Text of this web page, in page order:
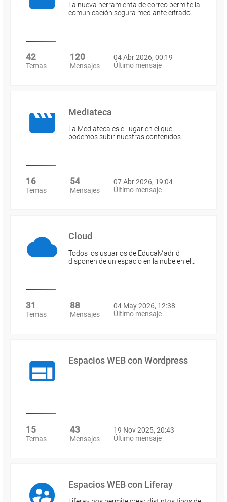
La nueva herramienta de correo permite la
comunicación segura mediante cifrado…
42
Temas
120
Mensajes
04 Abr 2026, 00:19
Último mensaje
Mediateca
La Mediateca es el lugar en el que
podemos subir nuestras contenidos…
16
Temas
54
Mensajes
07 Abr 2026, 19:04
Último mensaje
Cloud
Todos los usuarios de EducaMadrid
disponen de un espacio en la nube en el…
31
Temas
88
Mensajes
04 May 2026, 12:38
Último mensaje
Espacios WEB con Wordpress
15
Temas
43
Mensajes
19 Nov 2025, 20:43
Último mensaje
Espacios WEB con Liferay